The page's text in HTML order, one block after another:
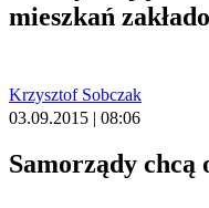
mieszkań
Krzysztof Sobczak
03.09.2015 | 08:06
Samorządy